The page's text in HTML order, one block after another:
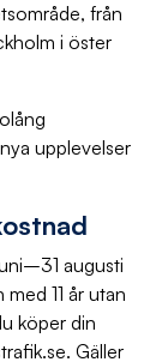
från
i öster
upplevelser
augusti
11 år utan
köper din
Gäller